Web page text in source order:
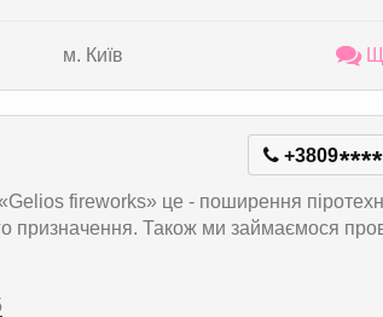
м. Київ
+3809****
fireworks» це - поширення
призначення. Також ми займаємося